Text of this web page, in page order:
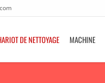
DE NETTOYAGE MACHINE